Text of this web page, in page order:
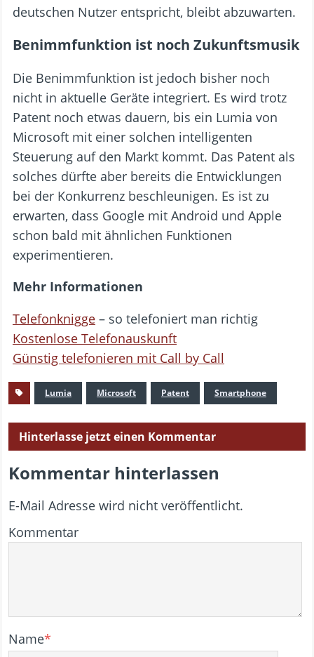
deutschen Nutzer entspricht, bleibt abzuwarten.
Benimmfunktion ist noch Zukunftsmusik
Die Benimmfunktion ist jedoch bisher noch
nicht in aktuelle Geräte integriert. Es wird trotz
Patent noch etwas dauern, bis ein Lumia von
Microsoft mit einer solchen intelligenten
Steuerung auf den Markt kommt. Das Patent als
solches dürfte aber bereits die Entwicklungen
bei der Konkurrenz beschleunigen. Es ist zu
erwarten, dass Google mit Android und Apple
schon bald mit ähnlichen Funktionen
experimentieren.
Mehr Informationen
Telefonknigge – so telefoniert man richtig
Kostenlose Telefonauskunft
Günstig telefonieren mit Call by Call
Lumia Microsoft Patent Smartphone
Hinterlasse jetzt einen Kommentar
Kommentar hinterlassen
E-Mail Adresse wird nicht veröffentlicht.
Kommentar
Name*